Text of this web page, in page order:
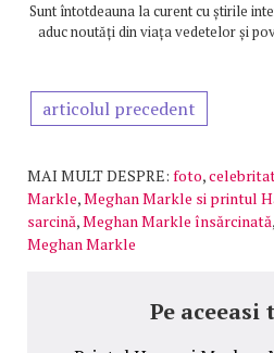
Sunt întotdeauna la curent cu știrile
aduc noutăți din viața vedetelor și
articolul precedent
MAI MULT DESPRE: foto,
Markle,Meghan Markle si printul
sarcină,Meghan Markle însărcinată,
Meghan Markle
Pe aceeasi